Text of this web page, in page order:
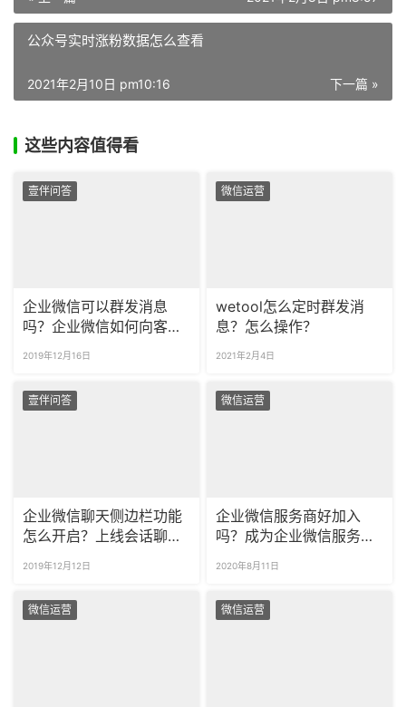
公众号实时涨粉数据怎么查看
下一篇 »
2021年2月10日 pm10:16
这些内容值得看
壹伴问答
企业微信可以群发消息
吗？企业微信如何向客户
2019年12月16日
微信运营
wetool怎么定时群发消
息？怎么操作？
2021年2月4日
壹伴问答
企业微信聊天侧边栏功能
怎么开启？上线会话聊天
2019年12月12日
微信运营
企业微信服务商好加入
吗？成为企业微信服务商
2020年8月11日
微信运营 微信运营